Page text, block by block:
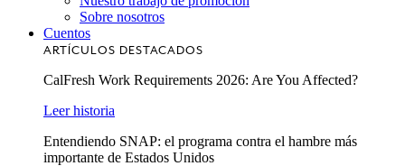
Sobre nosotros
Cuentos
ARTÍCULOS DESTACADOS
CalFresh Work Requirements 2026: Are You Affected?
Leer historia
Entendiendo SNAP: el programa contra el hambre más
importante de Estados Unidos